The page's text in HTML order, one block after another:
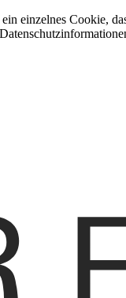
einzelnes Cookie,